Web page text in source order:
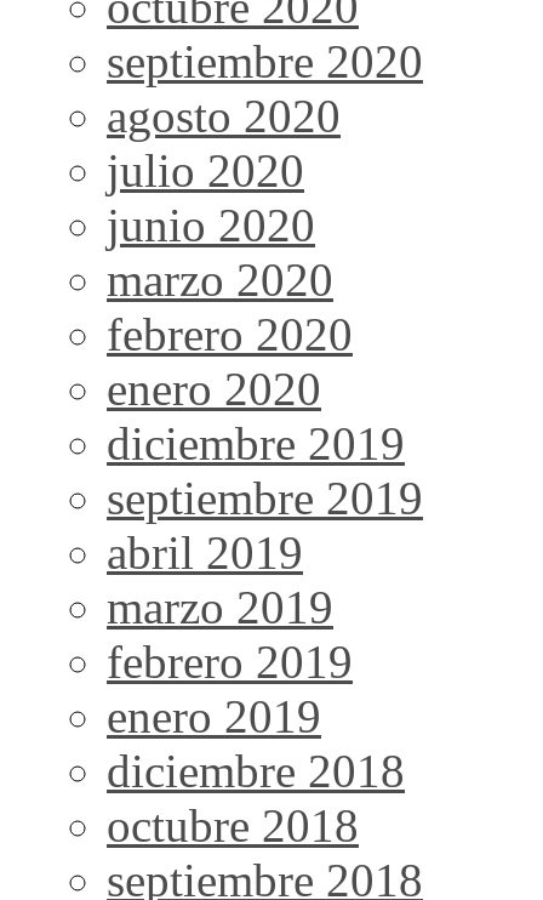
septiembre 2020
agosto 2020
julio 2020
junio 2020
marzo 2020
febrero 2020
enero 2020
diciembre 2019
septiembre 2019
abril 2019
marzo 2019
febrero 2019
enero 2019
diciembre 2018
octubre 2018
septiembre 2018